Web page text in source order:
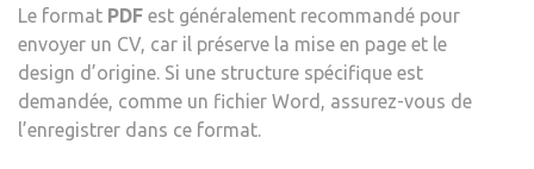
Le format PDF est généralement recommandé pour
envoyer un CV, car il préserve la mise en page et le
design d’origine. Si une structure spécifique est
demandée, comme un fichier Word, assurez-vous de
l’enregistrer dans ce format.